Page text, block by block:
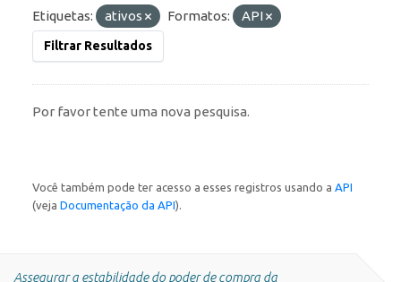
Etiquetas: ativos Formatos: API
Filtrar Resultados
Por favor tente uma nova pesquisa.
Você também pode ter acesso a esses registros usando a API
(veja Documentação da API).
Assegurar a estabilidade do poder de compra da